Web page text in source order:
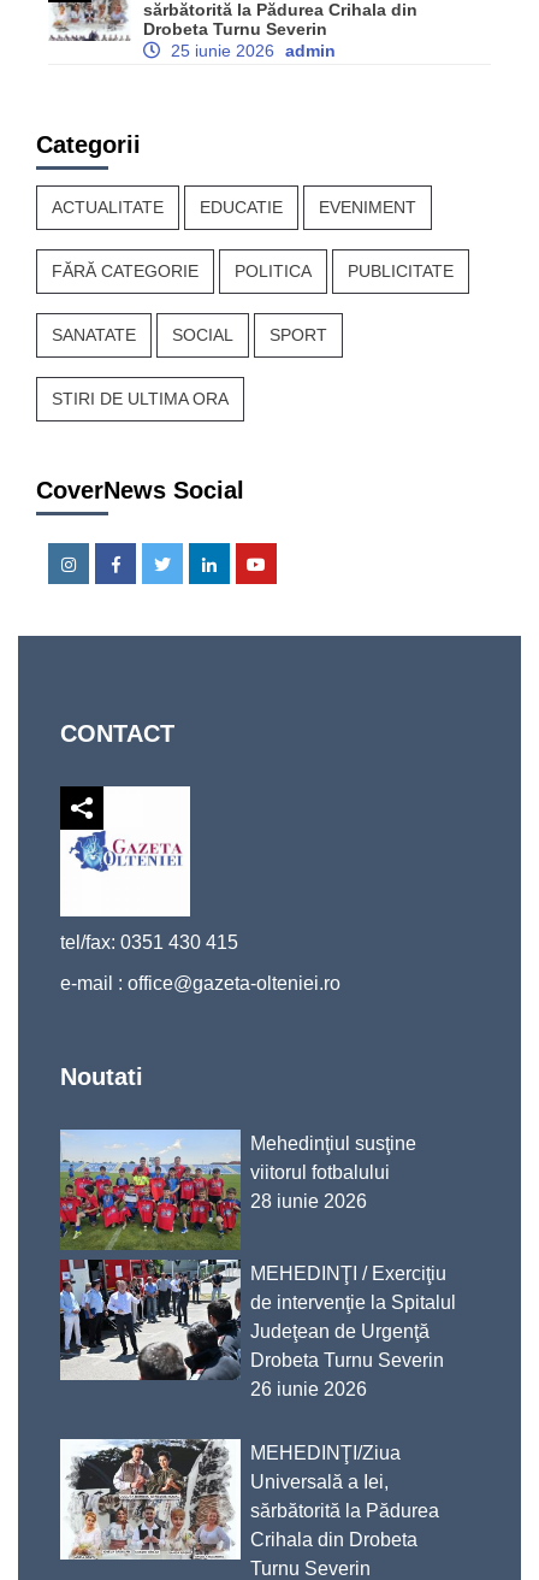
sărbătorită la Pădurea Crihala din
Drobeta Turnu Severin
25 iunie 2026
admin
Categorii
ACTUALITATE EDUCATIE EVENIMENT
FĂRĂ CATEGORIE POLITICA PUBLICITATE
SANATATE SOCIAL SPORT
STIRI DE ULTIMA ORA
CoverNews Social
InstagramFacebookTwitterLinkedin
CONTACT
tel/fax: 0351 430 415
e-mail : office@gazeta-olteniei.ro
Noutati
Mehedinţiul susţine
viitorul fotbalului
28 iunie 2026
MEHEDINŢI / Exerciţiu
de intervenţie la Spitalul
Judeţean de Urgenţă
Drobeta Turnu Severin
26 iunie 2026
MEHEDINŢI/Ziua
Universală a Iei,
sărbătorită la Pădurea
Crihala din Drobeta
Turnu Severin